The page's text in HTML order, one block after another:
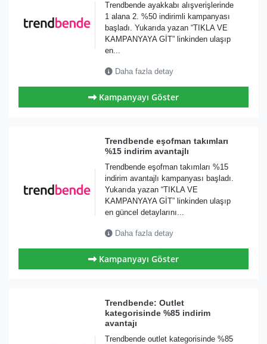
Trendbende ayakkabı alışverişlerinde
1 alana 2. %50 indirimli kampanyası
başladı. Yukarıda yazan “TIKLA VE
KAMPANYAYA GİT” linkinden ulaşıp
en...
Daha fazla detay
Kampanyayı Göster
Trendbende eşofman takımları
%15 indirim avantajlı
Trendbende eşofman takımları %15
indirim avantajlı kampanyası başladı.
Yukarıda yazan “TIKLA VE
KAMPANYAYA GİT” linkinden ulaşıp
en güncel detaylarını...
Daha fazla detay
Kampanyayı Göster
Trendbende: Outlet
kategorisinde %85 indirim
avantajı
Trendbende outlet kategorisinde %85